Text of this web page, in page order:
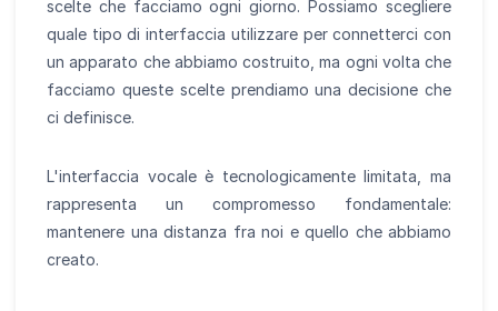
scelte che facciamo ogni giorno. Possiamo scegliere
quale tipo di interfaccia utilizzare per connetterci con
un apparato che abbiamo costruito, ma ogni volta che
facciamo queste scelte prendiamo una decisione che
ci definisce.
L'interfaccia vocale è tecnologicamente limitata, ma
rappresenta un compromesso fondamentale:
mantenere una distanza fra noi e quello che abbiamo
creato.